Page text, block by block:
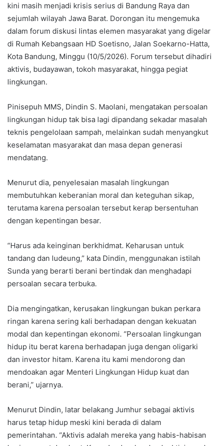
kini masih menjadi krisis serius di Bandung Raya dan
sejumlah wilayah Jawa Barat. Dorongan itu mengemuka
dalam forum diskusi lintas elemen masyarakat yang digelar
di Rumah Kebangsaan HD Soetisno, Jalan Soekarno-Hatta,
Kota Bandung, Minggu (10/5/2026). Forum tersebut dihadiri
aktivis, budayawan, tokoh masyarakat, hingga pegiat
lingkungan.
Pinisepuh MMS, Dindin S. Maolani, mengatakan persoalan
lingkungan hidup tak bisa lagi dipandang sekadar masalah
teknis pengelolaan sampah, melainkan sudah menyangkut
keselamatan masyarakat dan masa depan generasi
mendatang.
Menurut dia, penyelesaian masalah lingkungan
membutuhkan keberanian moral dan keteguhan sikap,
terutama karena persoalan tersebut kerap bersentuhan
dengan kepentingan besar.
“Harus ada keinginan berkhidmat. Keharusan untuk
tandang dan ludeung,” kata Dindin, menggunakan istilah
Sunda yang berarti berani bertindak dan menghadapi
persoalan secara terbuka.
Dia mengingatkan, kerusakan lingkungan bukan perkara
ringan karena sering kali berhadapan dengan kekuatan
modal dan kepentingan ekonomi. “Persoalan lingkungan
hidup itu berat karena berhadapan juga dengan oligarki
dan investor hitam. Karena itu kami mendorong dan
mendoakan agar Menteri Lingkungan Hidup kuat dan
berani,” ujarnya.
Menurut Dindin, latar belakang Jumhur sebagai aktivis
harus tetap hidup meski kini berada di dalam
pemerintahan. “Aktivis adalah mereka yang habis-habisan